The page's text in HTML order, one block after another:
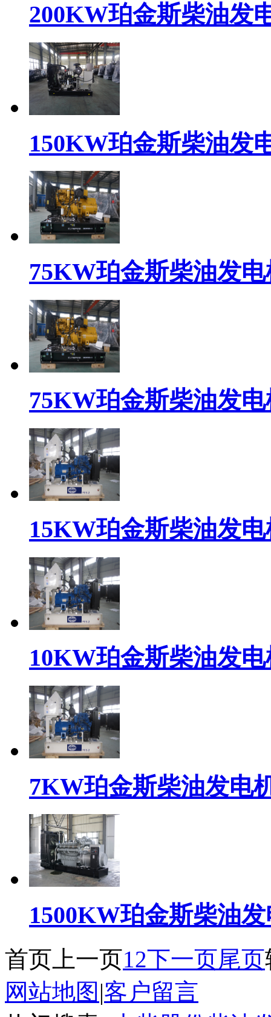
200KW珀金斯柴油发
150KW珀金斯柴油发
75KW珀金斯柴油发
75KW珀金斯柴油发
15KW珀金斯柴油发电
10KW珀金斯柴油发电
7KW珀金斯柴油发电
1500KW珀金斯柴油
首页 上一页12下一页尾页
网站地图 |客户留言